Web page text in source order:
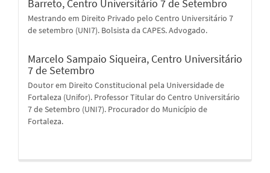
Barreto, Centro Universitário 7 de Setembro
Mestrando em Direito Privado pelo Centro Universitário 7
de setembro (UNI7). Bolsista da CAPES. Advogado.
Marcelo Sampaio Siqueira, Centro Universitário
7 de Setembro
Doutor em Direito Constitucional pela Universidade de
Fortaleza (Unifor). Professor Titular do Centro Universitário
7 de Setembro (UNI7). Procurador do Município de
Fortaleza.